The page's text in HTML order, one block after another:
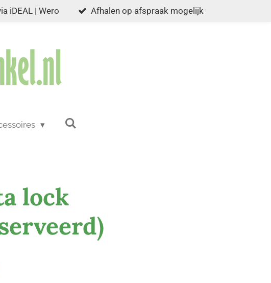
iDEAL | Wero Afhalen op afspraak mogelijk
lock